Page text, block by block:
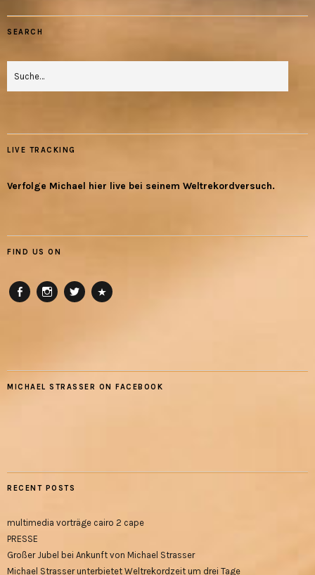
SEARCH
LIVE TRACKING
Verfolge Michael hier live bei seinem Weltrekordversuch.
FIND US ON
MICHAEL STRASSER ON FACEBOOK
RECENT POSTS
multimedia vorträge cairo 2 cape
PRESSE
Großer Jubel bei Ankunft von Michael Strasser
Michael Strasser unterbietet Weltrekordzeit um drei Tage